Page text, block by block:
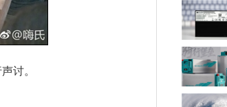
讨。